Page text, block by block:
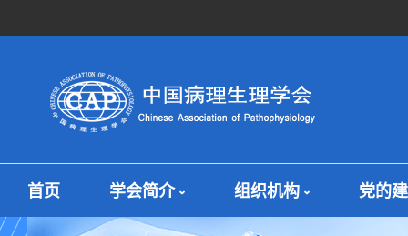
首页 学会简介 组织机构 党的